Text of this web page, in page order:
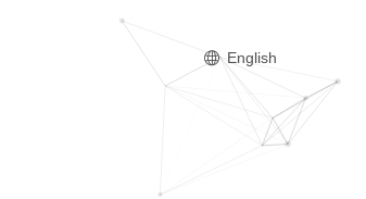
English